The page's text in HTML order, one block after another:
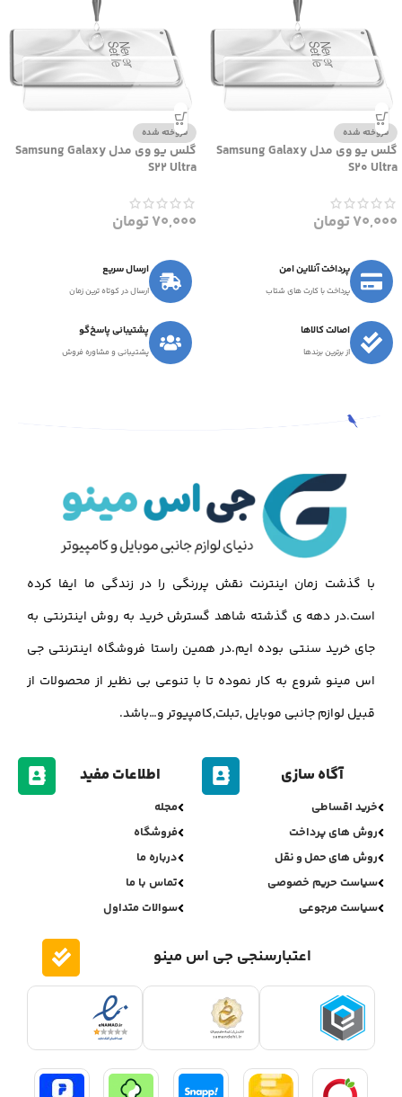
فروخته شده
گلس یو وی مدل Samsung Galaxy
S20 Ultra
70,000تومان
فروخته شده
گلس یو وی مدل Samsung Galaxy
S22 Ultra
70,000تومان
پرداخت آنلاین امن
پرداخت با کارت های شتاب
ارسال سریع
ارسال در کوتاه ترین زمان
اصالت کالاها
از برترین برندها
پشتیبانی پاسخ‌گو
پشتیبانی و مشاوره فروش
با گذشت زمان اینترنت نقش پررنگی را در زندگی ما ایفا کرده
است.در دهه ی گذشته شاهد گسترش خرید به روش اینترنتی به
جای خرید سنتی بوده ایم.در همین راستا فروشگاه اینترنتی جی
اس مینو شروع به کار نموده تا با تنوعی بی نظیر از محصولات از
قبیل لوازم جانبی موبایل ,تبلت,کامپیوتر و…باشد.
آگاه سازی
خرید اقساطی
روش های پرداخت
روش های حمل و نقل
سیاست حریم خصوصی
سیاست مرجوعی
اطلاعات مفید
مجله
فروشگاه
درباره ما
تماس با ما
سوالات متداول
اعتبارسنجی جی اس مینو